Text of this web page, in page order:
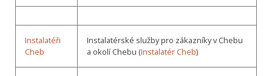
Instalatéři
Cheb
Instalatérské služby pro zákazníky v Chebu
a okolí Chebu (Instalatér Cheb)